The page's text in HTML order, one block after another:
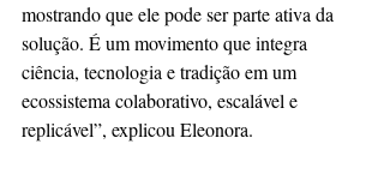
mostrando que ele pode ser parte ativa da
solução. É um movimento que integra
ciência, tecnologia e tradição em um
ecossistema colaborativo, escalável e
replicável”, explicou Eleonora.